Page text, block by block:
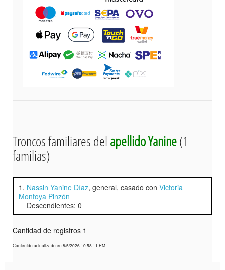
Troncos familiares delapellido Yanine(1
familias)
1. Nassin Yanine Díaz, general, casado con Victoria
Montoya Pinzón
Descendientes: 0
Cantidad de registros 1
Contenido actualizado en 8/5/2026 10:58:11 PM